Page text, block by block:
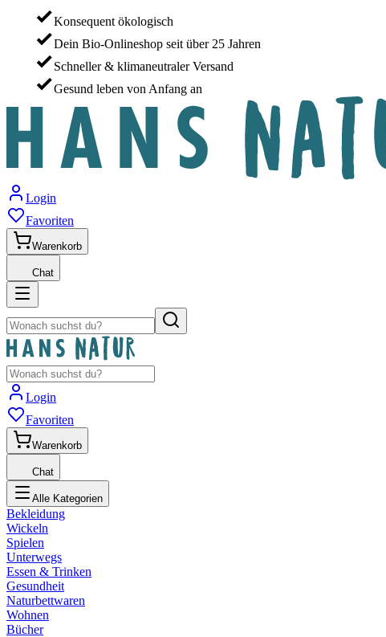
Konsequent ökologisch
Dein Bio-Onlineshop seit über 25 Jahren
Schneller & klimaneutraler Versand
Gesund leben von Anfang an
Login
Favoriten
Warenkorb
Chat
Login
Favoriten
Warenkorb
Chat
Alle Kategorien
Bekleidung
Wickeln
Spielen
Unterwegs
Essen & Trinken
Gesundheit
Naturbettwaren
Wohnen
Bücher